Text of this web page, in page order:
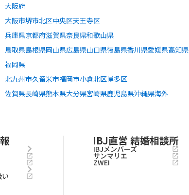
大阪府
大阪市堺市北区中央区天王寺区
兵庫県京都府滋賀県奈良県和歌山県
鳥取県島根県岡山県広島県山口県徳島県香川県愛媛県高知県
福岡県
北九州市久留米市福岡市小倉北区博多区
佐賀県長崎県熊本県大分県宮崎県鹿児島県沖縄県海外
IBJ直営 結婚相談所
IBJメンバーズ
サンマリエ
ZWEI